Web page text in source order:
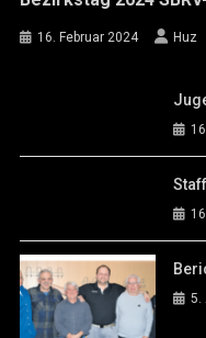
16. Februar 2024 Huz
5.